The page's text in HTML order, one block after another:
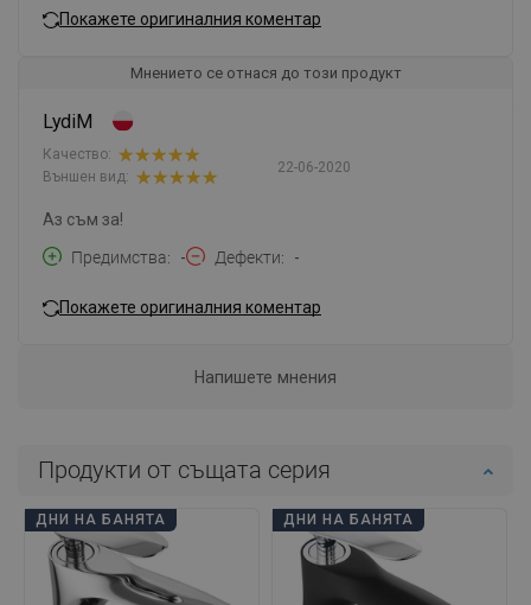
Покажете оригиналния коментар
Мнението се отнася до този продукт
LydiM
22-06-2020
Качество:
Външен вид:
Аз съм за!
Предимства
- Дефекти -
Покажете оригиналния коментар
Напишете мнения
Продукти от същата серия
ДНИ НА БАНЯТА ДНИ НА БАНЯТА